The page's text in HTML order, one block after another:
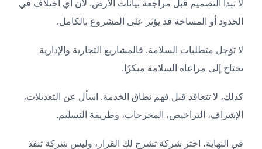
لا تبدأ التصميم قبل مراجعة بيانات الأرض. لأن أي اختلاف في
الحدود أو المساحة قد يؤثر على المشروع بالكامل.
لا تؤجل متطلبات السلامة. فالمشاريع التجارية والإدارية
تحتاج إلى مراعاة السلامة مبكرًا.
كذلك، لا تتعاقد قبل فهم نطاق الخدمة. اسأل عن التعديلات،
الإشراف، التراخيص، المخرجات، وطريقة التسليم.
في النهاية، اختر شركة تشرح لك القرار، وليس شركة تنفذ